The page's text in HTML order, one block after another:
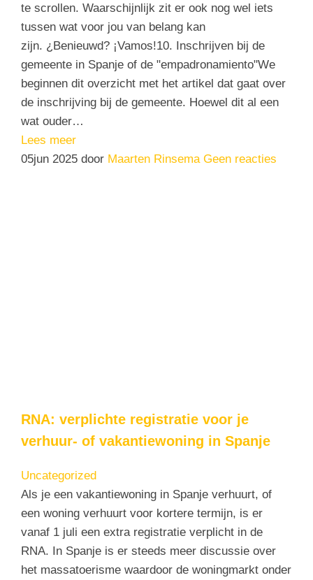
te scrollen. Waarschijnlijk zit er ook nog wel iets
tussen wat voor jou van belang kan
zijn. ¿Benieuwd? ¡Vamos!10. Inschrijven bij de
gemeente in Spanje of de "empadronamiento"We
beginnen dit overzicht met het artikel dat gaat over
de inschrijving bij de gemeente. Hoewel dit al een
wat ouder…
Lees meer
05jun 2025 door Maarten Rinsema Geen reacties
RNA: verplichte registratie voor je
verhuur- of vakantiewoning in Spanje
Uncategorized
Als je een vakantiewoning in Spanje verhuurt, of
een woning verhuurt voor kortere termijn, is er
vanaf 1 juli een extra registratie verplicht in de
RNA. In Spanje is er steeds meer discussie over
het massatoerisme waardoor de woningmarkt onder